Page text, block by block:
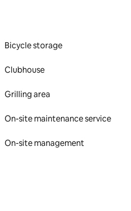
Bicycle storage
Clubhouse
Grilling area
On-site maintenance service
On-site management